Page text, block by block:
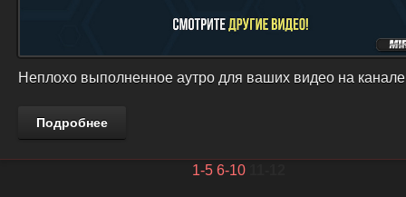
Неплохо выполненное аутро для ваших видео на
Подробнее
1-5 6-10